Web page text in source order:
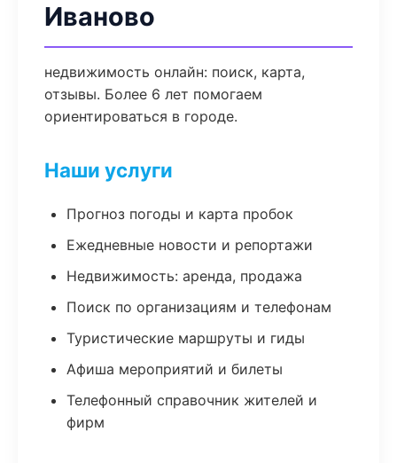
Иваново
недвижимость онлайн: поиск, карта,
отзывы. Более 6 лет помогаем
ориентироваться в городе.
Наши услуги
Прогноз погоды и карта пробок
Ежедневные новости и репортажи
Недвижимость: аренда, продажа
Поиск по организациям и телефонам
Туристические маршруты и гиды
Афиша мероприятий и билеты
Телефонный справочник жителей и
фирм